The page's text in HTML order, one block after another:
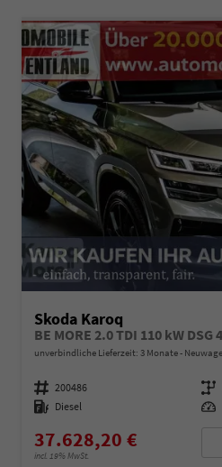
Skoda Karoq
unverbindliche Lieferzeit: 3 Monate
Fahrzeugnummer 200486 Getriebe
Kraftstoff Diesel Leistung
37.628,20 €
incl. 19% MwSt.